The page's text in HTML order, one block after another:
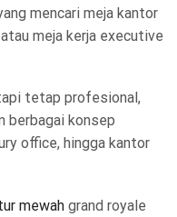
mencari meja kantor
meja kerja executive
tetap profesional,
berbagai konsep
office, hingga kantor
mewah grand royale